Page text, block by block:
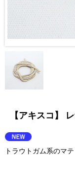
【アキスコ】
トラウトガム系のマ